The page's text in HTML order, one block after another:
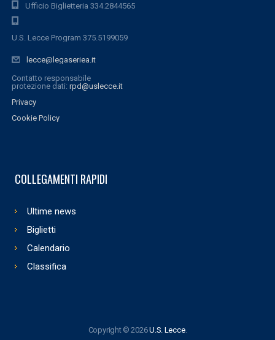
Ufficio Biglietteria 334.2844565
U.S. Lecce Program 375.5199059
lecce@legaseriea.it
Contatto responsabile
protezione dati: rpd@uslecce.it
Privacy
Cookie Policy
COLLEGAMENTI RAPIDI
Ultime news
Biglietti
Calendario
Classifica
Copyright © 2026U.S. Lecce.